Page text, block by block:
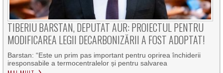
TIBERIU BARSTAN, DEPUTAT AUR: PROIECTUL PENTRU
MODIFICAREA LEGII DECARBONIZĂRII A FOST ADOPTAT!
Barstan: “Este un prim pas important pentru oprirea închiderii
iresponsabile a termocentralelor și pentru salvarea